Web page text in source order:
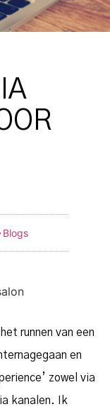
Blogs
runnen van een
en
zowel via
kanalen. Ik